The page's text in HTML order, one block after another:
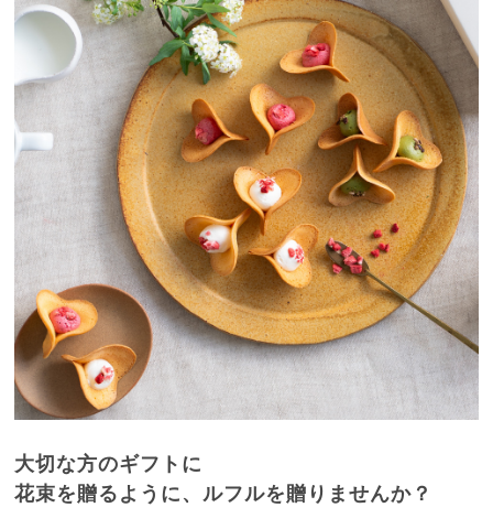
大切な方のギフトに
花束を贈るように、ルフルを贈りませんか？